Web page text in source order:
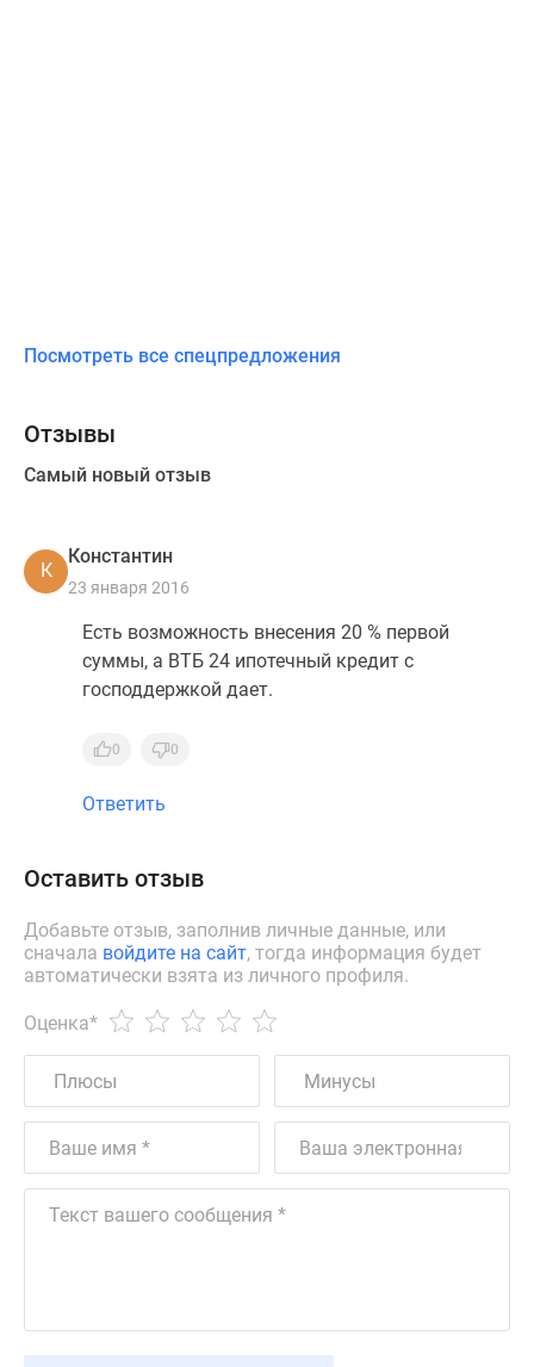
Посмотреть все спецпредложения
Отзывы
Самый новый отзыв
К
Константин
23 января 2016
Есть возможность внесения 20 % первой
суммы, а ВТБ 24 ипотечный кредит с
господдержкой дает.
0 0
Ответить
Оставить отзыв
Добавьте отзыв, заполнив личные данные, или
сначала войдите на сайт, тогда информация будет
автоматически взята из личного профиля.
Оценка*